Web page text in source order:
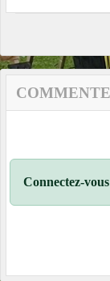
Connectez-vous